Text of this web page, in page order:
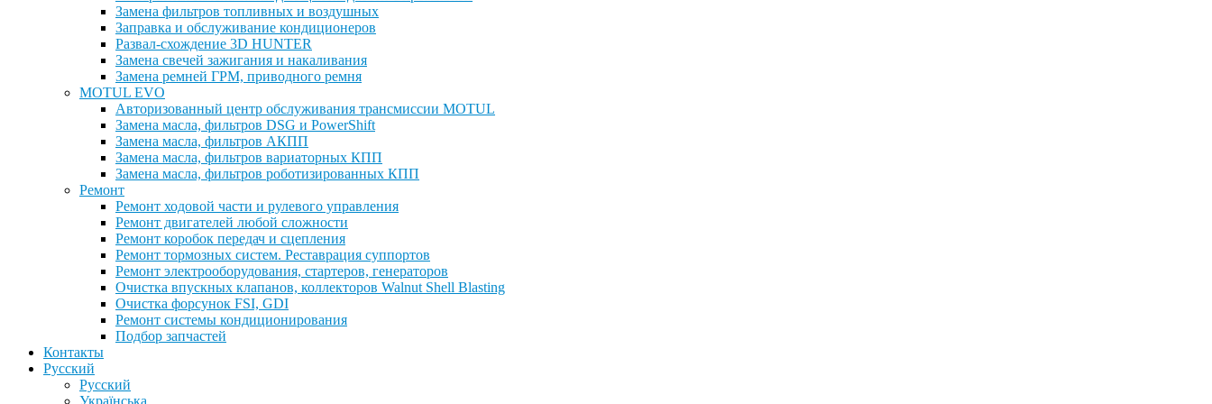
Замена фильтров топливных и воздушных
Заправка и обслуживание кондиционеров
Развал-схождение 3D HUNTER
Замена свечей зажигания и накаливания
Замена ремней ГРМ, приводного ремня
MOTUL EVO
Авторизованный центр обслуживания трансмиссии MOTUL
Замена масла, фильтров DSG и PowerShift
Замена масла, фильтров АКПП
Замена масла, фильтров вариаторных КПП
Замена масла, фильтров роботизированных КПП
Ремонт
Ремонт ходовой части и рулевого управления
Ремонт двигателей любой сложности
Ремонт коробок передач и сцепления
Ремонт тормозных систем. Реставрация суппортов
Ремонт электрооборудования, стартеров, генераторов
Очистка впускных клапанов, коллекторов Walnut Shell Blasting
Очистка форсунок FSI, GDI
Ремонт системы кондиционирования
Подбор запчастей
Контакты
Русский
Русский
Українська